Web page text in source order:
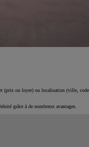
(prix ou loyer) ou localisation (ville,
grâce à de nombreux avantages.